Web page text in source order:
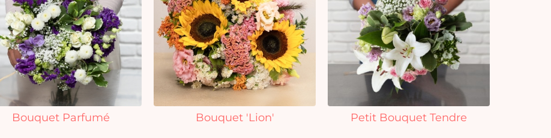
Bouquet Parfumé Bouquet 'Lion' Petit Bouquet Tendre